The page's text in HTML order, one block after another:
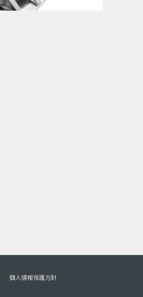
個人情報保護方針